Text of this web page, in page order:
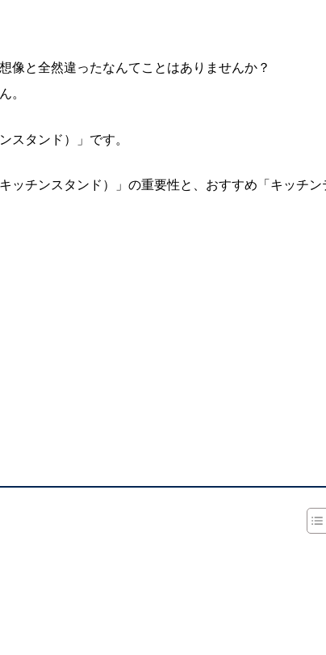
像と全然違ったなんてことはありませんか？
。
スタンド）」です。
ッチンスタンド）」の重要性と、おすすめ「キッチン